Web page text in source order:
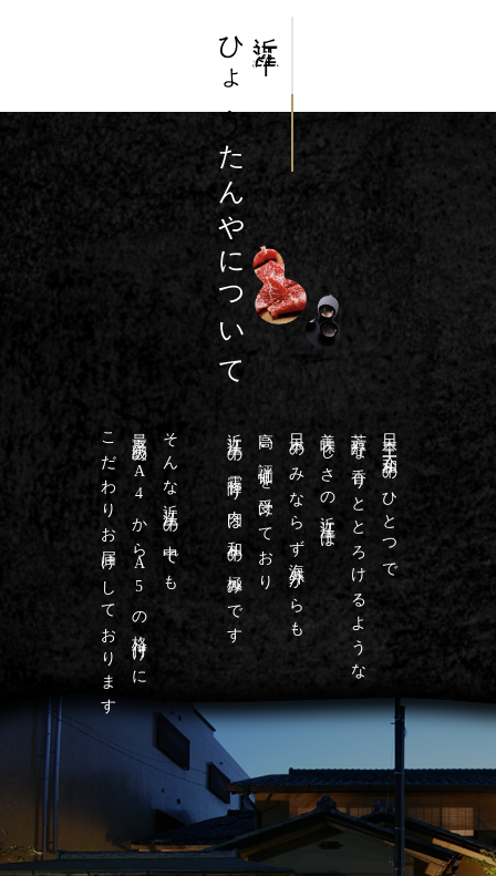
の
ひょう
たんやについて
日本三大和牛のひとつで
芳醇な香りととろけるような
美味しさの近江牛は
日本のみならず海外からも
高い評価を受けており
近江牛の霜降り肉は和牛の極みです
そんな近江牛の中でも
最高級のA4からA5の格付けに
こだわりお届けしております